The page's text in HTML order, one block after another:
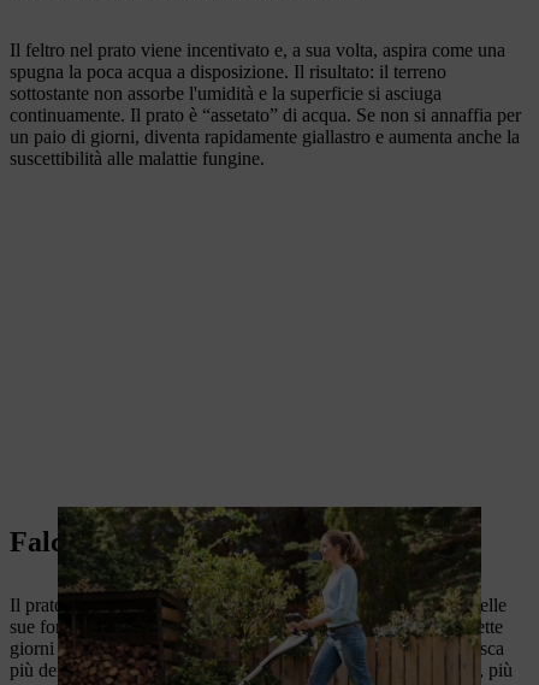
Il feltro nel prato viene incentivato e, a sua volta, aspira come una
spugna la poca acqua a disposizione. Il risultato: il terreno
sottostante non assorbe l'umidità e la superficie si asciuga
continuamente. Il prato è “assetato” di acqua. Se non si annaffia per
un paio di giorni, diventa rapidamente giallastro e aumenta anche la
suscettibilità alle malattie fungine.
Falciare il prato in estate
Il prato è in ottima forma passata la primavera ed è nel pieno delle
sue forze e della sua crescita. Pertanto, tagliarlo ogni quattro-sette
giorni all'inizio dell'estate. Il taglio regolare fa sì che l'erba cresca
più densamente perché forma nuovi germogli laterali. Tuttavia, più